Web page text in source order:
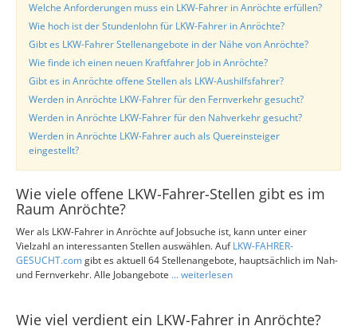
Welche Anforderungen muss ein LKW-Fahrer in Anröchte erfüllen?
Wie hoch ist der Stundenlohn für LKW-Fahrer in Anröchte?
Gibt es LKW-Fahrer Stellenangebote in der Nähe von Anröchte?
Wie finde ich einen neuen Kraftfahrer Job in Anröchte?
Gibt es in Anröchte offene Stellen als LKW-Aushilfsfahrer?
Werden in Anröchte LKW-Fahrer für den Fernverkehr gesucht?
Werden in Anröchte LKW-Fahrer für den Nahverkehr gesucht?
Werden in Anröchte LKW-Fahrer auch als Quereinsteiger
eingestellt?
Wie viele offene LKW-Fahrer-Stellen gibt es im
Raum Anröchte?
Wer als LKW-Fahrer in Anröchte auf Jobsuche ist, kann unter einer
Vielzahl an interessanten Stellen auswählen. AufLKW-FAHRER-
GESUCHT.comgibt es aktuell 64 Stellenangebote, hauptsächlich im Nah-
und Fernverkehr. Alle Jobangebote ... weiterlesen
Wie viel verdient ein LKW-Fahrer in Anröchte?